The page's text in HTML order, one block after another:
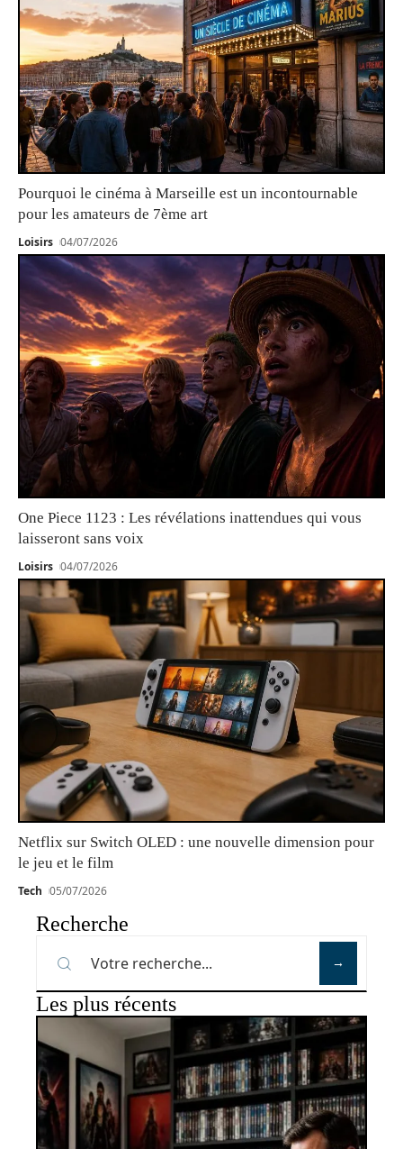
Pourquoi le cinéma à Marseille est un incontournable
pour les amateurs de 7ème art
Loisirs 04/07/2026
One Piece 1123 : Les révélations inattendues qui vous
laisseront sans voix
Loisirs 04/07/2026
Netflix sur Switch OLED : une nouvelle dimension pour
le jeu et le film
Tech 05/07/2026
Recherche
Les plus récents